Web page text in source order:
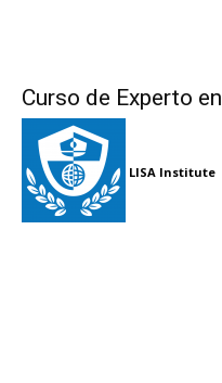
Curso de Experto
LISA Institute